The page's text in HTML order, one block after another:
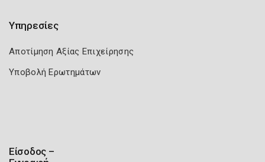
Υπηρεσίες
Αποτίμηση Αξίας Επιχείρησης
Υποβολή Ερωτημάτων
Είσοδος –